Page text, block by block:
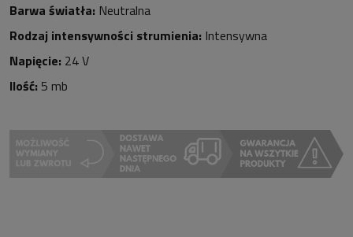
Barwa światła: Neutralna
Rodzaj intensywności strumienia: Intensywna
Napięcie: 24 V
Ilość: 5 mb